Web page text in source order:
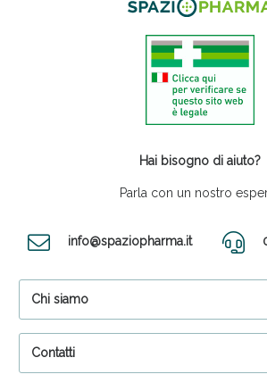
Hai bisogno di aiuto?
Parla con un nostro
info@spaziopharma.it
Chi siamo
Contatti